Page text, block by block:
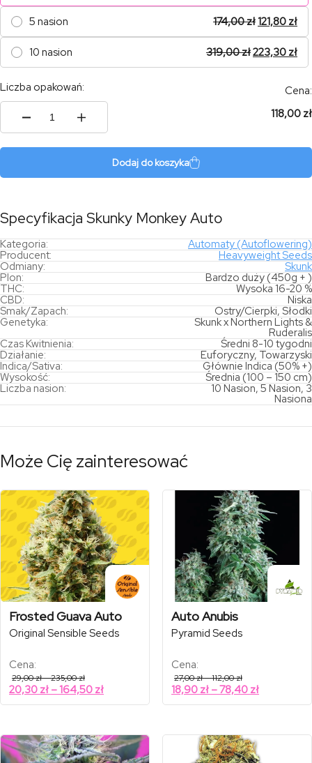
5 nasion 174,00zł121,80 zł
10 nasion 319,00zł223,30 zł
Liczba opakowań:
ilość
Cena:
118,00 zł
Dodaj do koszyka
Specyfikacja Skunky Monkey Auto
Kategoria:
Automaty (Autoflowering)
Producent:
Heavyweight Seeds
Odmiany:
Skunk
Plon:
Bardzo duży (450g + )
THC:
Wysoka 16-20 %
CBD:
Niska
Smak/Zapach:
Ostry/Cierpki, Słodki
Genetyka:
Skunk x Northern Lights &
Ruderalis
Czas Kwitnienia:
Średni 8-10 tygodni
Działanie:
Euforyczny, Towarzyski
Indica/Sativa:
Głównie Indica (50% +)
Wysokość:
Średnia (100 – 150 cm)
Liczba nasion:
10 Nasion, 5 Nasion, 3
Nasiona
Może Cię zainteresować
Frosted Guava Auto
Original Sensible Seeds
Cena:
29,00zł–235,00złZakres
cen:
od
29,00 zł
20,30 zł – 164,50 złZakres
cen:
do
164,50 zł
Auto Anubis
Pyramid Seeds
Cena:
27,00zł–112,00złZakres
cen:
od
27,00 zł
18,90 zł –78,40 złZakres
cen:
do
78,40 zł